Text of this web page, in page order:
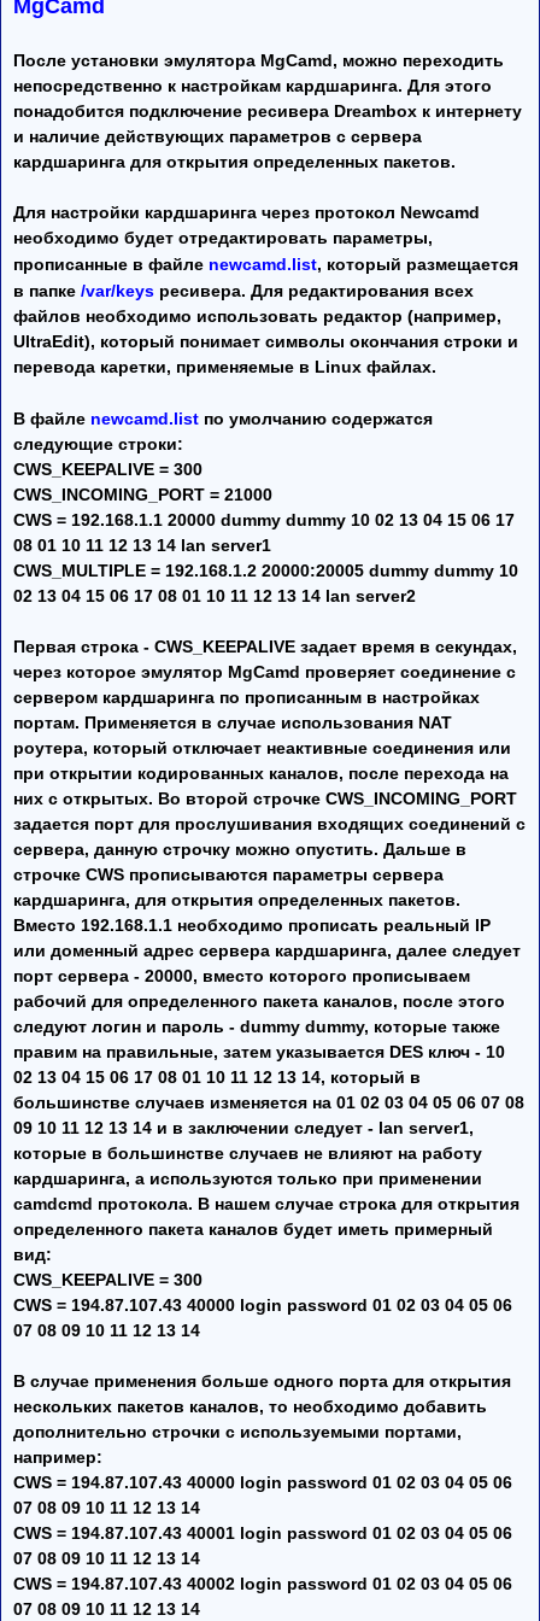
MgCamd
После установки эмулятора MgCamd, можно переходить
непосредственно к настройкам кардшаринга. Для этого
понадобится подключение ресивера Dreambox к интернету
и наличие действующих параметров с сервера
кардшаринга для открытия определенных пакетов.
Для настройки кардшаринга через протокол Newсamd
необходимо будет отредактировать параметры,
прописанные в файле newcamd.list, который размещается
в папке /var/keys ресивера. Для редактирования всех
файлов необходимо использовать редактор (например,
UltraEdit), который понимает символы окончания строки и
перевода каретки, применяемые в Linux файлах.
В файле newcamd.list по умолчанию содержатся
следующие строки:
CWS_KEEPALIVE = 300
CWS_INCOMING_PORT = 21000
CWS = 192.168.1.1 20000 dummy dummy 10 02 13 04 15 06 17
08 01 10 11 12 13 14 lan server1
CWS_MULTIPLE = 192.168.1.2 20000:20005 dummy dummy 10
02 13 04 15 06 17 08 01 10 11 12 13 14 lan server2
Первая строка - CWS_KEEPALIVE задает время в секундах,
через которое эмулятор MgCamd проверяет соединение с
сервером кардшаринга по прописанным в настройках
портам. Применяется в случае использования NAT
роутера, который отключает неактивные соединения или
при открытии кодированных каналов, после перехода на
них с открытых. Во второй строчке CWS_INCOMING_PORT
задается порт для прослушивания входящих соединений с
сервера, данную строчку можно опустить. Дальше в
строчке CWS прописываются параметры сервера
кардшаринга, для открытия определенных пакетов.
Вместо 192.168.1.1 необходимо прописать реальный IP
или доменный адрес сервера кардшаринга, далее следует
порт сервера - 20000, вместо которого прописываем
рабочий для определенного пакета каналов, после этого
следуют логин и пароль - dummy dummy, которые также
правим на правильные, затем указывается DES ключ - 10
02 13 04 15 06 17 08 01 10 11 12 13 14, который в
большинстве случаев изменяется на 01 02 03 04 05 06 07 08
09 10 11 12 13 14 и в заключении следует - lan server1,
которые в большинстве случаев не влияют на работу
кардшаринга, а используются только при применении
camdcmd протокола. В нашем случае строка для открытия
определенного пакета каналов будет иметь примерный
вид:
CWS_KEEPALIVE = 300
CWS = 194.87.107.43 40000 login password 01 02 03 04 05 06
07 08 09 10 11 12 13 14
В случае применения больше одного порта для открытия
нескольких пакетов каналов, то необходимо добавить
дополнительно строчки с используемыми портами,
например:
CWS = 194.87.107.43 40000 login password 01 02 03 04 05 06
07 08 09 10 11 12 13 14
CWS = 194.87.107.43 40001 login password 01 02 03 04 05 06
07 08 09 10 11 12 13 14
CWS = 194.87.107.43 40002 login password 01 02 03 04 05 06
07 08 09 10 11 12 13 14